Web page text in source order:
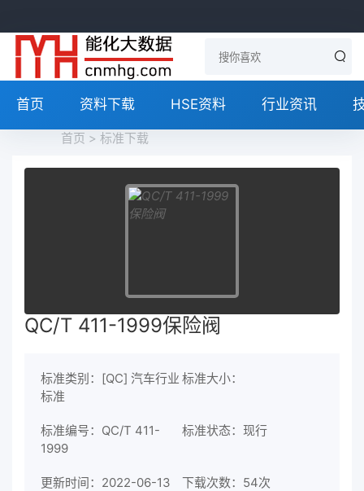
首页 资料下载 HSE资料 行业资讯
首页 > 标准下载
QC/T 411-1999保险阀
标准类别：[QC] 汽车行业
标准
标准大小：
标准编号：QC/T 411-
1999
标准状态：现行
更新时间：2022-06-13 下载次数： 54次